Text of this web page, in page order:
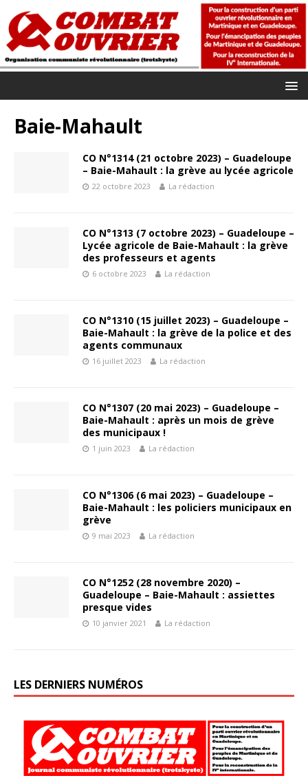
Baie-Mahault
CO N°1314 (21 octobre 2023) – Guadeloupe
– Baie-Mahault : la grève au lycée agricole
22 octobre 2023 La rédaction
CO N°1313 (7 octobre 2023) – Guadeloupe –
Lycée agricole de Baie-Mahault : la grève
des professeurs et agents
6 octobre 2023 La rédaction
CO N°1310 (15 juillet 2023) – Guadeloupe –
Baie-Mahault : la grève de la police et des
agents communaux
16 juillet 2023 La rédaction
CO N°1307 (20 mai 2023) – Guadeloupe –
Baie-Mahault : après un mois de grève
des municipaux !
1 juin 2023 La rédaction
CO N°1306 (6 mai 2023) – Guadeloupe –
Baie-Mahault : les policiers municipaux en
grève
9 mai 2023 La rédaction
CO N°1252 (28 novembre 2020) –
Guadeloupe – Baie-Mahault : assiettes
presque vides
10 janvier 2021 La rédaction
LES DERNIERS NUMÉROS